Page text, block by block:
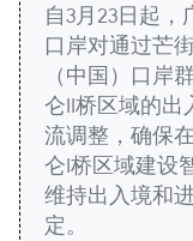
自3月23日起
口岸对通过芒
（中国）口岸
仑II桥区域的出
流调整，确保
仑I桥区域建设
维持出入境和
定。